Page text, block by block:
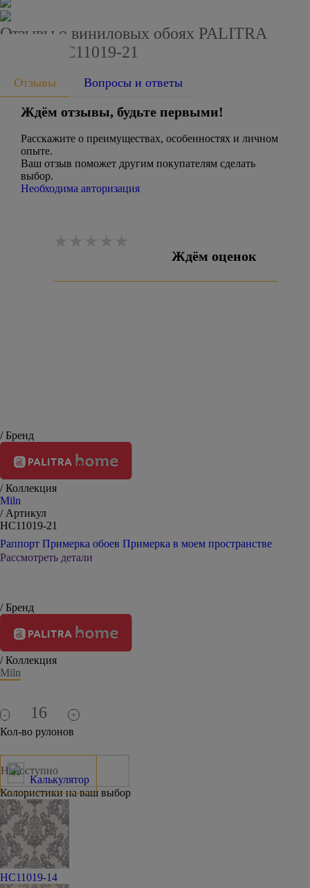
Отзывы о виниловых обоях PALITRA
HOME HC11019-21
Отзывы Вопросы и ответы
Ждём отзывы, будьте первыми!
Расскажите о преимуществах, особенностях и личном
опыте.
Ваш отзыв поможет другим покупателям сделать
выбор.
Необходима авторизация
Ждём оценок
/ Бренд
/ Коллекция
Miln
/ Артикул
HC11019-21
Раппорт Примерка обоев Примерка в моем пространстве
Рассмотреть детали
/ Бренд
/ Коллекция
Miln
- +
Кол-во рулонов
Калькулятор
Недоступно
Колористики на ваш выбор
HC11019-14